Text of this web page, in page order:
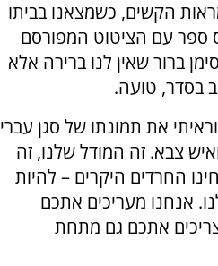
הקשים, כשמצאנו בביתו
עם הציטוט המפורסם
ברור שאין לנו ברירה אלא
בסדר, טועה.
את תמונתו של סגן עברי
צבא. זה המודל שלנו, זה
החרדים היקרים – להיות
אנחנו מעריכים אתכם
אתכם גם מתחת